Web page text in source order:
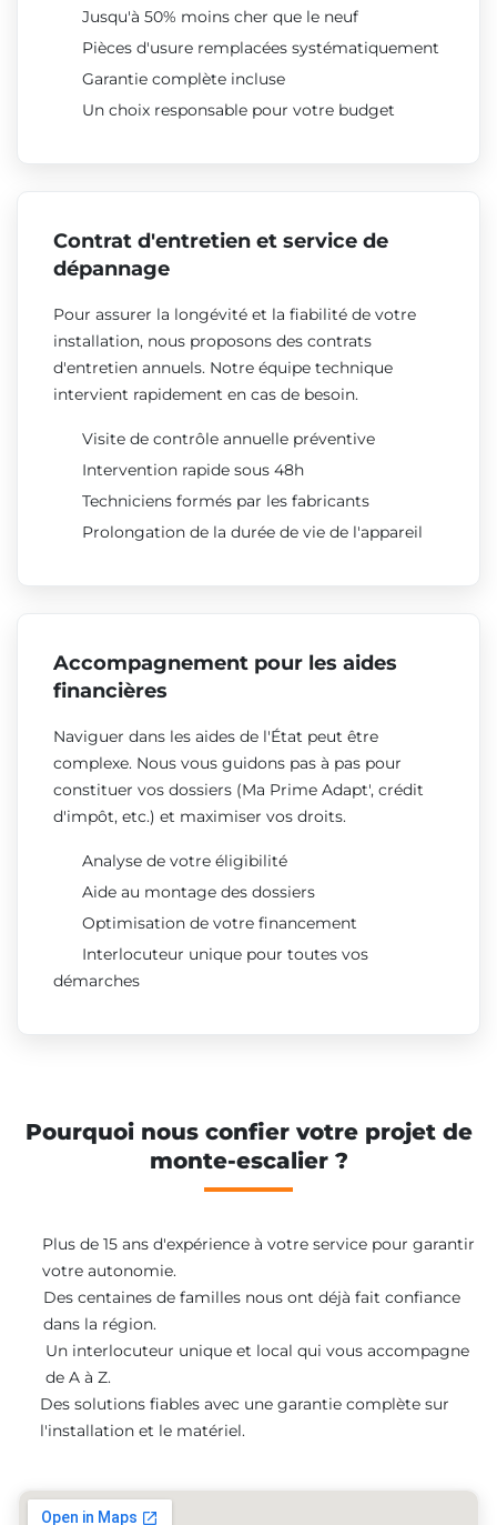
Jusqu'à 50% moins cher que le neuf
Pièces d'usure remplacées systématiquement
Garantie complète incluse
Un choix responsable pour votre budget
Contrat d'entretien et service de
dépannage
Pour assurer la longévité et la fiabilité de votre
installation, nous proposons des contrats
d'entretien annuels. Notre équipe technique
intervient rapidement en cas de besoin.
Visite de contrôle annuelle préventive
Intervention rapide sous 48h
Techniciens formés par les fabricants
Prolongation de la durée de vie de l'appareil
Accompagnement pour les aides
financières
Naviguer dans les aides de l'État peut être
complexe. Nous vous guidons pas à pas pour
constituer vos dossiers (Ma Prime Adapt', crédit
d'impôt, etc.) et maximiser vos droits.
Analyse de votre éligibilité
Aide au montage des dossiers
Optimisation de votre financement
Interlocuteur unique pour toutes vos
démarches
Pourquoi nous confier votre projet de
monte-escalier ?
Plus de 15 ans d'expérience à votre service pour garantir
votre autonomie.
Des centaines de familles nous ont déjà fait confiance
dans la région.
Un interlocuteur unique et local qui vous accompagne
de A à Z.
Des solutions fiables avec une garantie complète sur
l'installation et le matériel.